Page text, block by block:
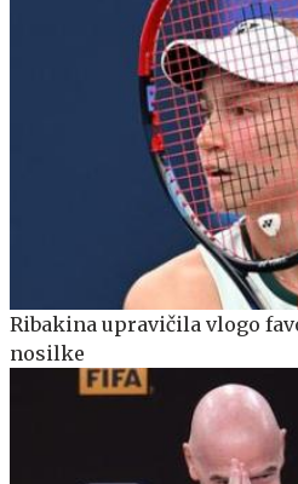
Ribakina upravičila vlogo
nosilke